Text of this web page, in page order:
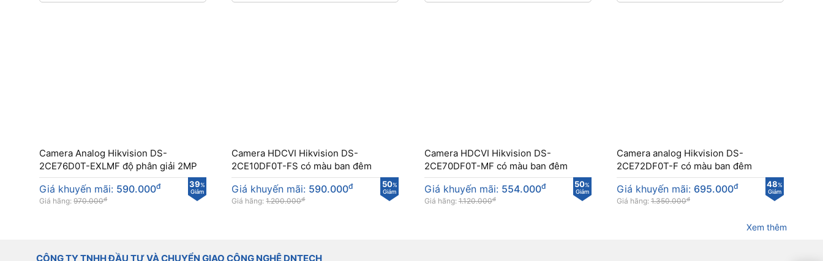
Camera Analog Hikvision DS-
2CE76D0T-EXLMF độ phân giải 2MP
39%
Giảm
Giá khuyến mãi: 590.000đ
Giá hãng:970.000đ
Camera HDCVI Hikvision DS-
2CE10DF0T-FS có màu ban đêm
50%
Giảm
Giá khuyến mãi: 590.000đ
Giá hãng:1.200.000đ
Camera HDCVI Hikvision DS-
2CE70DF0T-MF có màu ban đêm
50%
Giảm
Giá khuyến mãi: 554.000đ
Giá hãng:1.120.000đ
Camera analog Hikvision DS-
2CE72DF0T-F có màu ban đêm
48%
Giảm
Giá khuyến mãi: 695.000đ
Giá hãng: 1.350.000đ
Xem thêm
CÔNG TY TNHH ĐẦU TƯ VÀ CHUYỂN GIAO CÔNG NGHỆ DNTECH